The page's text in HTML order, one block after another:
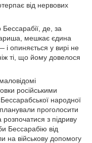
від нервових
де, за
мешкає єдина
опиняється у вирі не
ті, що йому довелося
російськими
народної
проголосити
з підриву
Бессарабію від
на військову допомогу